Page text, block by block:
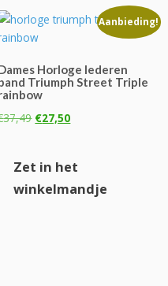
kan
de
Aanbieding!
Horloge lederen
Triumph Street Triple
37,49 Oorspronkelijke
€37,49.
€27,50Huidige
€27,50.
Zet in het
winkelmandje